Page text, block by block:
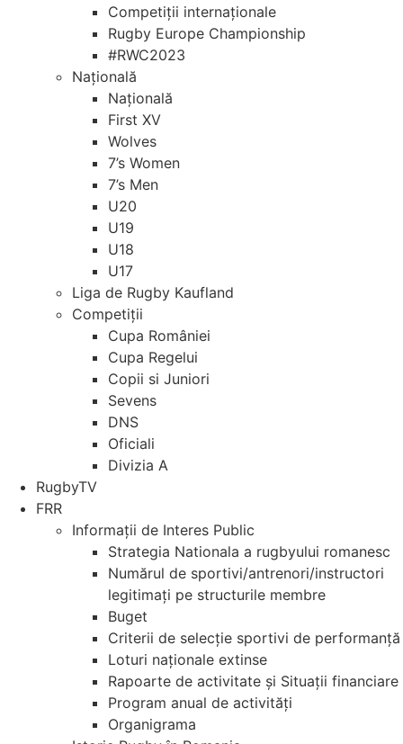
Competiții internaționale
Rugby Europe Championship
#RWC2023
Națională
Națională
First XV
Wolves
7’s Women
7’s Men
U20
U19
U18
U17
Liga de Rugby Kaufland
Competiții
Cupa României
Cupa Regelui
Copii si Juniori
Sevens
DNS
Oficiali
Divizia A
RugbyTV
FRR
Informații de Interes Public
Strategia Nationala a rugbyului romanesc
Numărul de sportivi/antrenori/instructori
legitimați pe structurile membre
Buget
Criterii de selecție sportivi de performanță
Loturi naționale extinse
Rapoarte de activitate și Situații financiare
Program anual de activități
Organigrama